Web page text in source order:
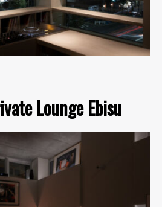
Lounge Ebisu